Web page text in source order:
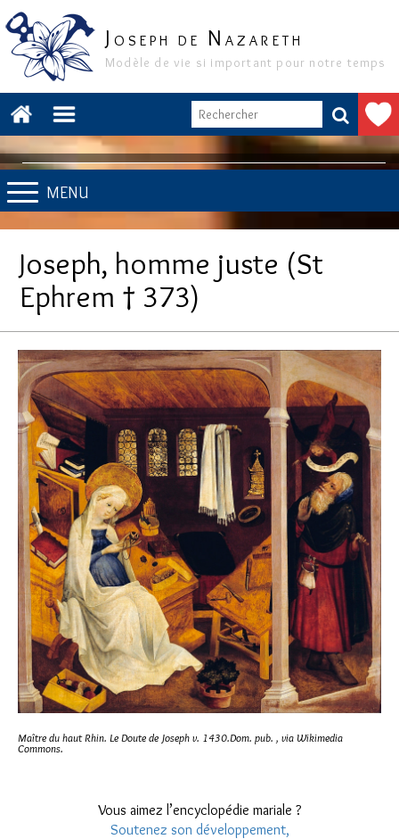
JOSEPH DE NAZARETH
Modèle de vie si important pour notre temps
MENU
Joseph, homme juste (St
Ephrem † 373)
Maître du haut Rhin. Le Doute de Joseph v. 1430.Dom. pub. , via Wikimedia
Commons.
Vous aimez l’encyclopédie mariale ?
Soutenez son développement,